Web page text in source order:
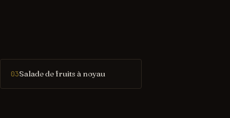
03Salade de fruits à noyau